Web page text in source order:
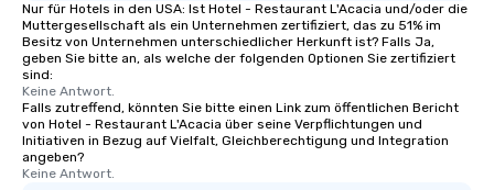
Nur für Hotels in den USA: Ist Hotel - Restaurant L'Acacia und/oder die
Muttergesellschaft als ein Unternehmen zertifiziert, das zu 51% im
Besitz von Unternehmen unterschiedlicher Herkunft ist? Falls Ja,
geben Sie bitte an, als welche der folgenden Optionen Sie zertifiziert
sind:
Keine Antwort.
Falls zutreffend, könnten Sie bitte einen Link zum öffentlichen Bericht
von Hotel - Restaurant L'Acacia über seine Verpflichtungen und
Initiativen in Bezug auf Vielfalt, Gleichberechtigung und Integration
angeben?
Keine Antwort.